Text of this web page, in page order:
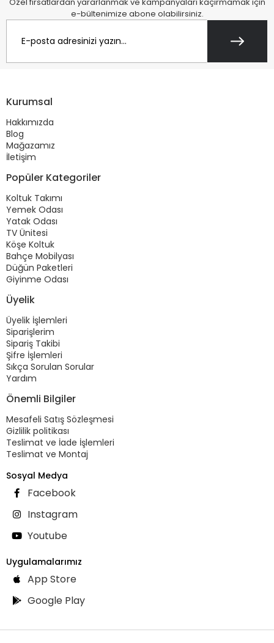
e-bültenimize abone olabilirsiniz.
Kurumsal
Hakkımızda
Blog
Mağazamız
İletişim
Popüler Kategoriler
Koltuk Takımı
Yemek Odası
Yatak Odası
TV Ünitesi
Köşe Koltuk
Bahçe Mobilyası
Düğün Paketleri
Giyinme Odası
Üyelik
Üyelik İşlemleri
Siparişlerim
Sipariş Takibi
Şifre İşlemleri
Sıkça Sorulan Sorular
Yardım
Önemli Bilgiler
Mesafeli Satış Sözleşmesi
Gizlilik politikası
Teslimat ve İade İşlemleri
Teslimat ve Montaj
Sosyal Medya
Facebook
Instagram
Youtube
Uygulamalarımız
App Store
Google Play